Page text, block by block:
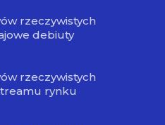
rzeczywistych
debiuty
rzeczywistych
rynku